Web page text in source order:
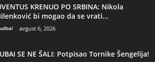
KRENUO PO SRBINA: Nikola
bi mogao da se vrati...
avgust 6, 2026
SE NE ŠALI: Potpisao Tornike Šengelija!